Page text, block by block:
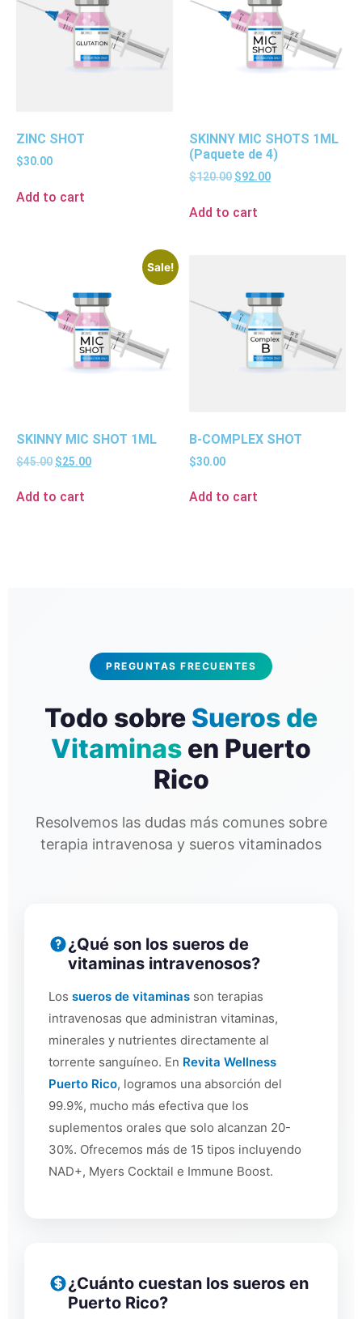
ZINC SHOT
$30.00
Add to cart
SKINNY MIC SHOTS 1ML
(Paquete de 4)
$120.00 $92.00
Add to cart
Sale!
SKINNY MIC SHOT 1ML
$45.00 $25.00
Add to cart
B-COMPLEX SHOT
$30.00
Add to cart
PREGUNTAS FRECUENTES
Todo sobre Sueros de
Vitaminas en Puerto
Rico
Resolvemos las dudas más comunes sobre
terapia intravenosa y sueros vitaminados
¿Qué son los sueros de
vitaminas intravenosos?
Los sueros de vitaminas son terapias
intravenosas que administran vitaminas,
minerales y nutrientes directamente al
torrente sanguíneo. En Revita Wellness
Puerto Rico, logramos una absorción del
99.9%, mucho más efectiva que los
suplementos orales que solo alcanzan 20-
30%. Ofrecemos más de 15 tipos incluyendo
NAD+, Myers Cocktail e Immune Boost.
¿Cuánto cuestan los sueros en
Puerto Rico?